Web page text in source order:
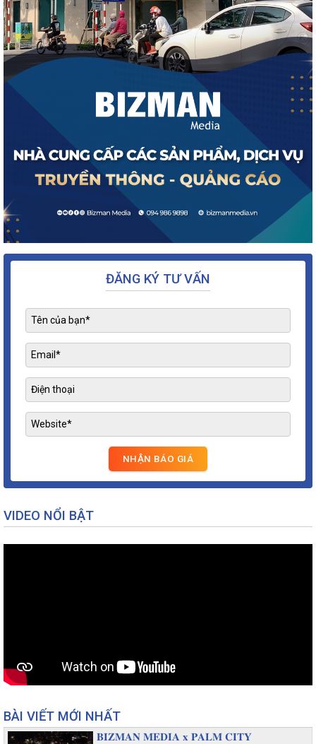
ĐĂNG KÝ TƯ VẤN
VIDEO NỔI BẬT
BÀI VIẾT MỚI NHẤT
𝐁𝐈𝐙𝐌𝐀𝐍 𝐌𝐄𝐃𝐈𝐀 𝐱 𝐏𝐀𝐋𝐌 𝐂𝐈𝐓𝐘